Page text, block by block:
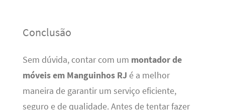
Conclusão
Sem dúvida, contar com um montador de
móveis em Manguinhos RJ é a melhor
maneira de garantir um serviço eficiente,
seguro e de qualidade. Antes de tentar fazer